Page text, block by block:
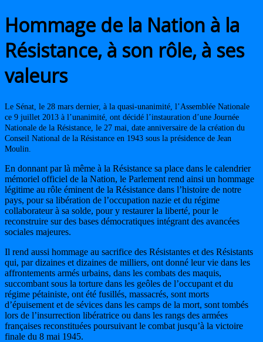
Hommage de la Nation à la
Résistance, à son rôle, à ses
valeurs
Le Sénat, le 28 mars dernier, à la quasi-unanimité, l’Assemblée Nationale
ce 9 juillet 2013 à l’unanimité, ont décidé l’instauration d’une Journée
Nationale de la Résistance, le 27 mai, date anniversaire de la création du
Conseil National de la Résistance en 1943 sous la présidence de Jean
Moulin.
En donnant par là même à la Résistance sa place dans le calendrier
mémoriel officiel de la Nation, le Parlement rend ainsi un hommage
légitime au rôle éminent de la Résistance dans l’histoire de notre
pays, pour sa libération de l’occupation nazie et du régime
collaborateur à sa solde, pour y restaurer la liberté, pour le
reconstruire sur des bases démocratiques intégrant des avancées
sociales majeures.
Il rend aussi hommage au sacrifice des Résistantes et des Résistants
qui, par dizaines et dizaines de milliers, ont donné leur vie dans les
affrontements armés urbains, dans les combats des maquis,
succombant sous la torture dans les geôles de l’occupant et du
régime pétainiste, ont été fusillés, massacrés, sont morts
d’épuisement et de sévices dans les camps de la mort, sont tombés
lors de l’insurrection libératrice ou dans les rangs des armées
françaises reconstituées poursuivant le combat jusqu’à la victoire
finale du 8 mai 1945.